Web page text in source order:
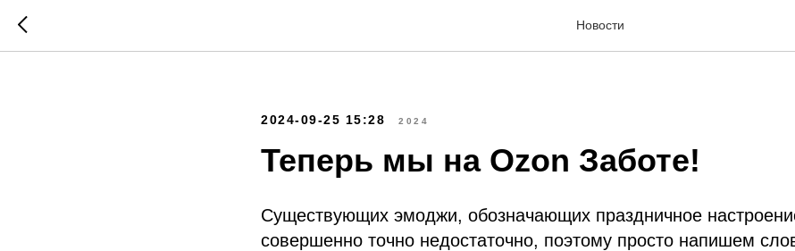
Новости
2024-09-25 15:28 2024
Теперь мы на Ozon Заботе!
Существующих эмоджи, обозначающих праздничное
совершенно точно недостаточно, поэтому просто напишем